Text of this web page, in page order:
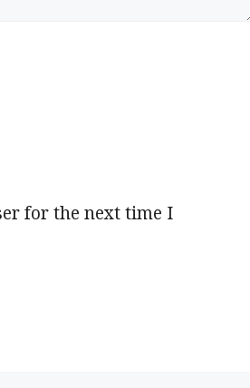
for the next time I